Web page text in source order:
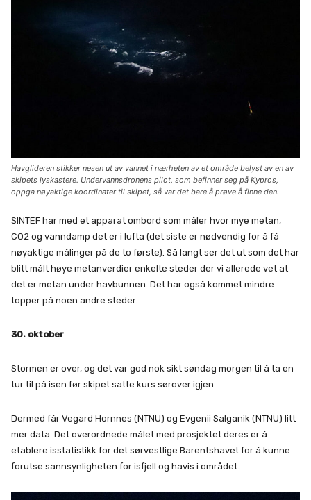
Havglideren stikker nesen ut av vannet i nærheten av et område belyst av en av
skipets lyskastere. Undervannsdronens pilot, som befinner seg på Kypros,
oppga nøyaktige koordinater til skipet, så var det bare å prøve å finne den.
SINTEF har med et apparat ombord som måler hvor mye metan,
CO2 og vanndamp det er i lufta (det siste er nødvendig for å få
nøyaktige målinger på de to første). Så langt ser det ut som det har
blitt målt høye metanverdier enkelte steder der vi allerede vet at
det er metan under havbunnen. Det har også kommet mindre
topper på noen andre steder.
30. oktober
Stormen er over, og det var god nok sikt søndag morgen til å ta en
tur til på isen før skipet satte kurs sørover igjen.
Dermed får Vegard Hornnes (NTNU) og Evgenii Salganik (NTNU) litt
mer data. Det overordnede målet med prosjektet deres er å
etablere isstatistikk for det sørvestlige Barentshavet for å kunne
forutse sannsynligheten for isfjell og havis i området.